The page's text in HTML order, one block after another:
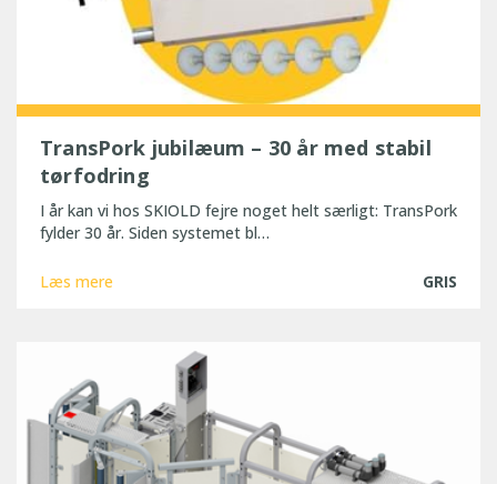
TransPork jubilæum – 30 år med stabil
tørfodring
I år kan vi hos SKIOLD fejre noget helt særligt: TransPork
fylder 30 år. Siden systemet bl…
Læs mere GRIS